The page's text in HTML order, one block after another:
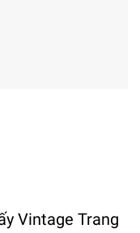
Vintage Trang